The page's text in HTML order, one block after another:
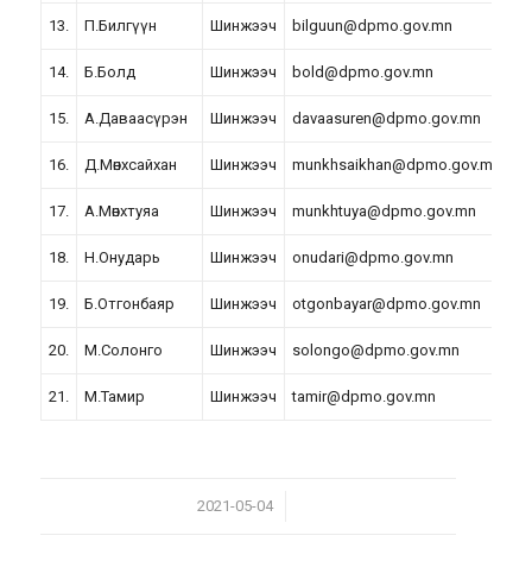
13. П.Билгүүн Шинжээч bilguun@dpmo.gov.mn
14. Б.Болд Шинжээч bold@dpmo.gov.mn
15. А.Даваасүрэн Шинжээч davaasuren@dpmo.gov.mn
16. Д.Мөнхсайхан Шинжээч munkhsaikhan@dpmo.gov.mn
17. А.Мөнхтуяа Шинжээч munkhtuya@dpmo.gov.mn
18. Н.Онударь Шинжээч onudari@dpmo.gov.mn
19. Б.Отгонбаяр Шинжээч otgonbayar@dpmo.gov.mn
20. М.Солонго Шинжээч solongo@dpmo.gov.mn
21. М.Тамир Шинжээч tamir@dpmo.gov.mn
2021-05-04
/